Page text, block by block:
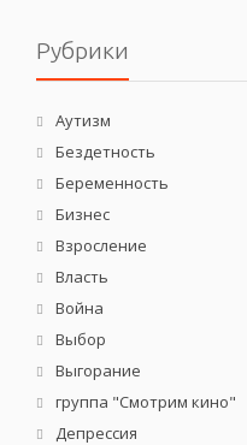
Рубрики
Аутизм
Бездетность
Беременность
Бизнес
Взросление
Власть
Война
Выбор
Выгорание
группа "Смотрим кино"
Депрессия